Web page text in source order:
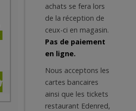
achats se fera lors
de la réception de
ceux-ci en magasin.
Pas de paiement
en ligne.
Nous acceptons les
cartes bancaires
ainsi que les tickets
restaurant Edenred,